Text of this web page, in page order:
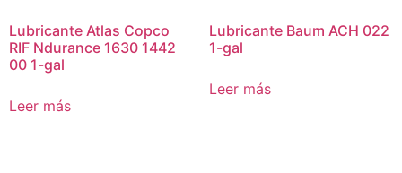
Lubricante Atlas Copco
RIF Ndurance 1630 1442
00 1-gal
Leer más
Lubricante Baum ACH 022
1-gal
Leer más